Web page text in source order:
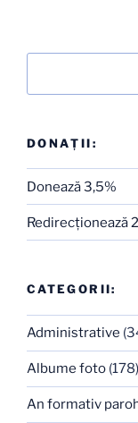
DONAȚII:
Donează 3,5%
Redirecţionează
CATEGORII:
Administrative
Albume foto (178)
An formativ